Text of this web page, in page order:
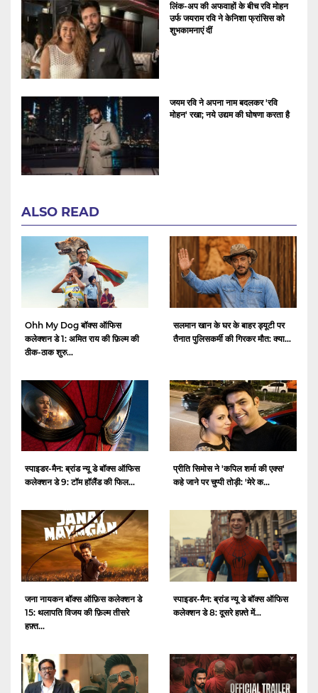
लिंक-अप की अफवाहों के बीच रवि मोहन
उर्फ ​​​​जयराम रवि ने केनिशा फ्रांसिस को
शुभकामनाएं दीं
जयम रवि ने अपना नाम बदलकर 'रवि
मोहन' रखा; नये उद्यम की घोषणा करता है
ALSO READ
Ohh My Dog बॉक्स ऑफिस
कलेक्शन डे 1: अमित राय की फ़िल्म की
ठीक-ठाक शुरु...
सलमान खान के घर के बाहर ड्यूटी पर
तैनात पुलिसकर्मी की गिरकर मौत: क्या...
स्पाइडर-मैन: ब्रांड न्यू डे बॉक्स ऑफिस
कलेक्शन डे 9: टॉम हॉलैंड की फिल...
प्रीति सिमोस ने 'कपिल शर्मा की एक्स'
कहे जाने पर चुप्पी तोड़ी: 'मेरे क...
जना नायकन बॉक्स ऑफ़िस कलेक्शन डे
15: थलापति विजय की फ़िल्म तीसरे
हफ़्त...
स्पाइडर-मैन: ब्रांड न्यू डे बॉक्स ऑफिस
कलेक्शन डे 8: दूसरे हफ़्ते में...